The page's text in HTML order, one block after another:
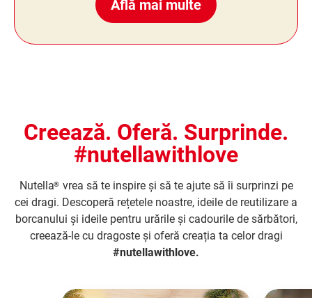
Află mai multe
Creează. Oferă. Surprinde.
#nutellawithlove
Nutella® vrea să te inspire și să te ajute să îi surprinzi pe
cei dragi. Descoperă rețetele noastre, ideile de reutilizare a
borcanului și ideile pentru urările și cadourile de sărbători,
creează-le cu dragoste și oferă creația ta celor dragi
#nutellawithlove.